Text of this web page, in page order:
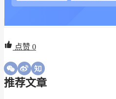
点赞 0
推荐文章